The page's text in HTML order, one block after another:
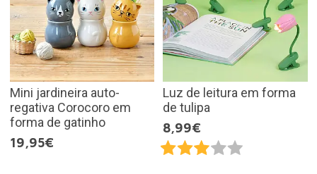
Mini jardineira auto-
regativa Corocoro em
forma de gatinho
19,95€
Luz de leitura em forma
de tulipa
8,99€